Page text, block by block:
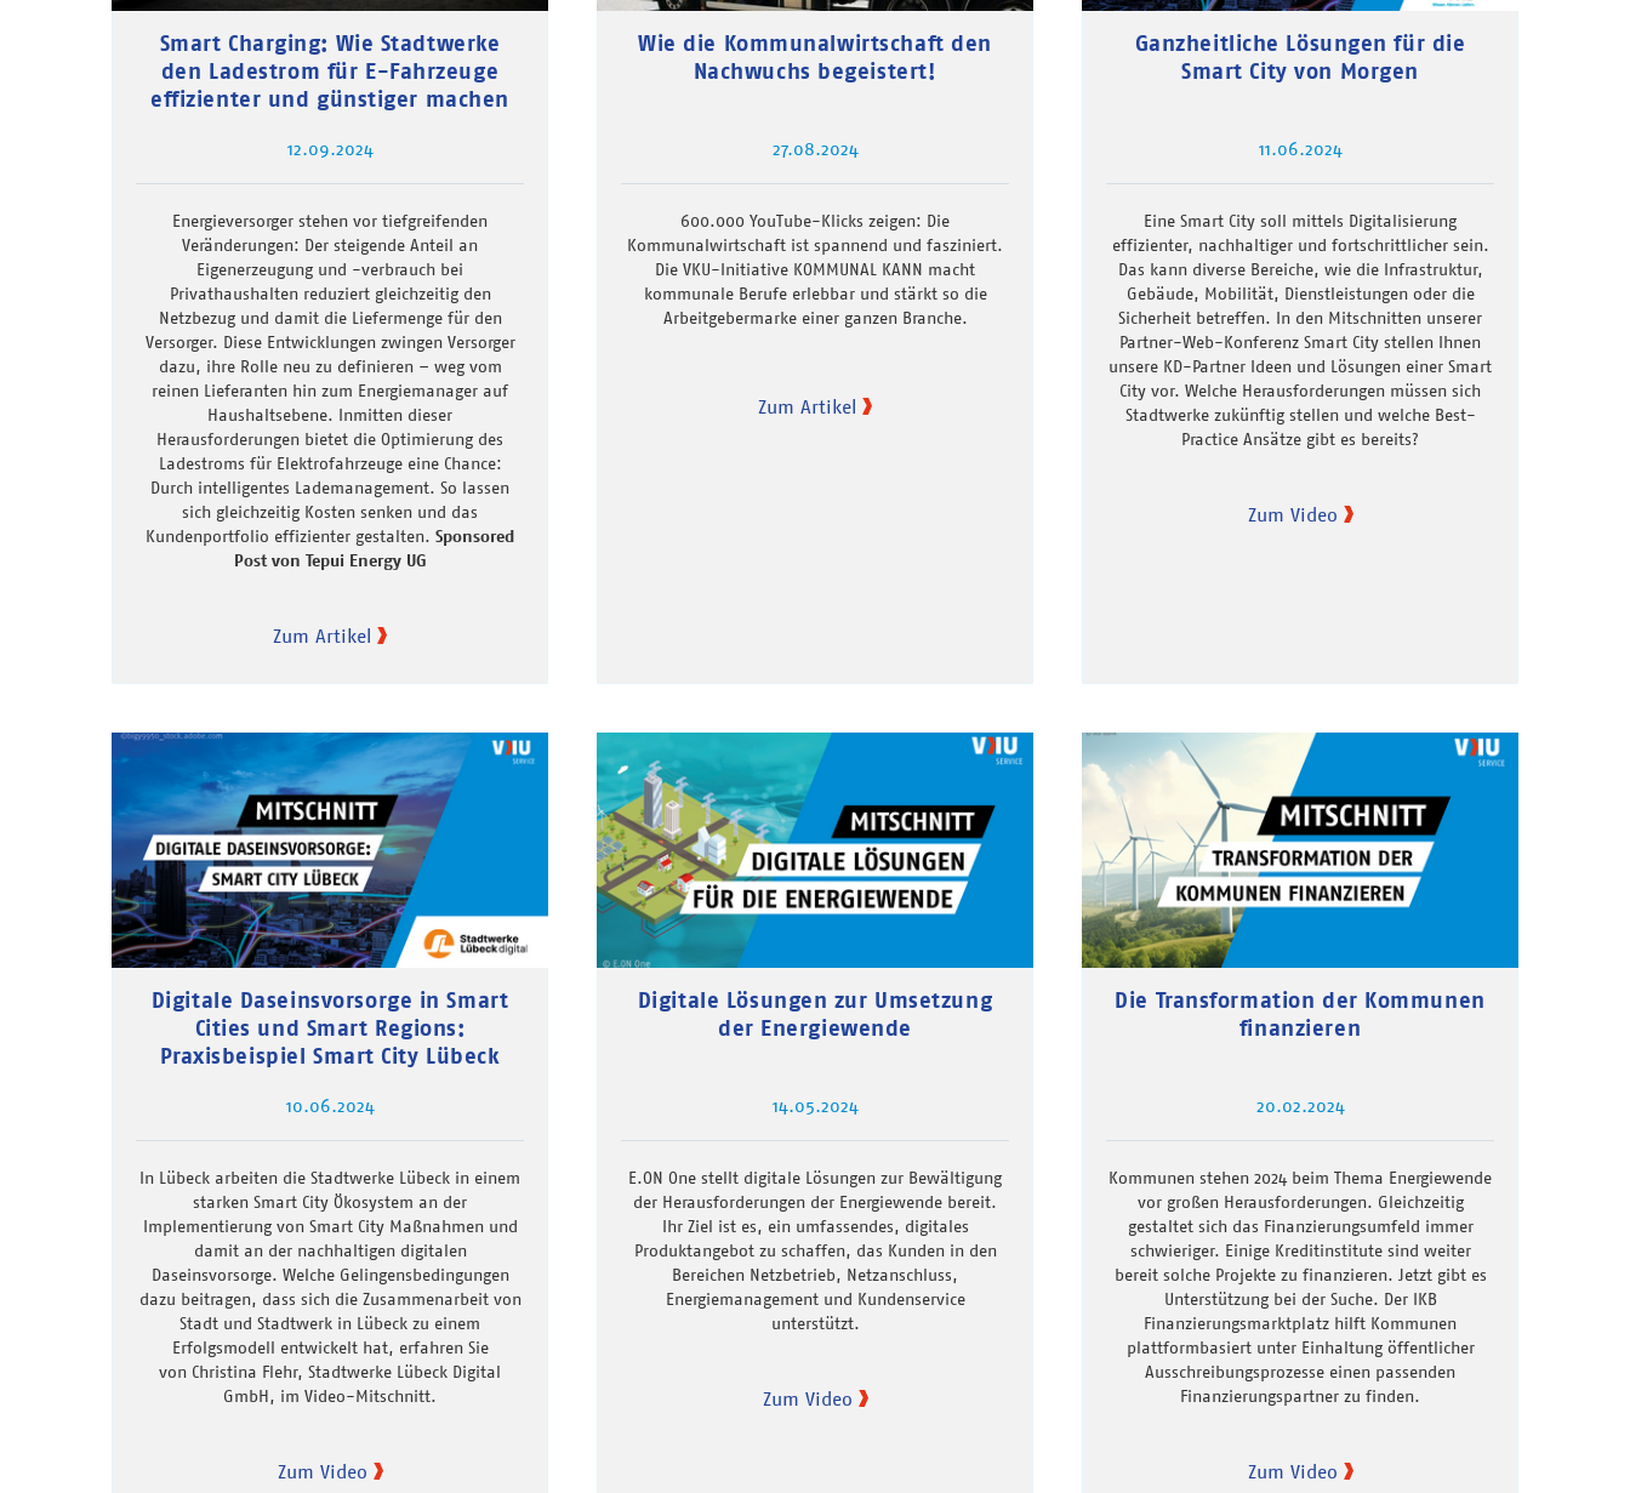
Smart Charging: Wie Stadtwerke
den Ladestrom für E-Fahrzeuge
effizienter und günstiger machen
12.09.2024
Energieversorger stehen vor tiefgreifenden
Veränderungen: Der steigende Anteil an
Eigenerzeugung und -verbrauch bei
Privathaushalten reduziert gleichzeitig den
Netzbezug und damit die Liefermenge für den
Versorger. Diese Entwicklungen zwingen Versorger
dazu, ihre Rolle neu zu definieren – weg vom
reinen Lieferanten hin zum Energiemanager auf
Haushaltsebene. Inmitten dieser
Herausforderungen bietet die Optimierung des
Ladestroms für Elektrofahrzeuge eine Chance:
Durch intelligentes Lademanagement. So lassen
sich gleichzeitig Kosten senken und das
Kundenportfolio effizienter gestalten. Sponsored
Post von Tepui Energy UG
Zum Artikel
Wie die Kommunalwirtschaft den
Nachwuchs begeistert!
27.08.2024
600.000 YouTube-Klicks zeigen: Die
Kommunalwirtschaft ist spannend und fasziniert.
Die VKU-Initiative KOMMUNAL KANN macht
kommunale Berufe erlebbar und stärkt so die
Arbeitgebermarke einer ganzen Branche.
Zum Artikel
Ganzheitliche Lösungen für die
Smart City von Morgen
11.06.2024
Eine Smart City soll mittels Digitalisierung
effizienter, nachhaltiger und fortschrittlicher sein.
Das kann diverse Bereiche, wie die Infrastruktur,
Gebäude, Mobilität, Dienstleistungen oder die
Sicherheit betreffen. In den Mitschnitten unserer
Partner-Web-Konferenz Smart City stellen Ihnen
unsere KD-Partner Ideen und Lösungen einer Smart
City vor. Welche Herausforderungen müssen sich
Stadtwerke zukünftig stellen und welche Best-
Practice Ansätze gibt es bereits?
Zum Video
Digitale Daseinsvorsorge in Smart
Cities und Smart Regions:
Praxisbeispiel Smart City Lübeck
10.06.2024
In Lübeck arbeiten die Stadtwerke Lübeck in einem
starken Smart City Ökosystem an der
Implementierung von Smart City Maßnahmen und
damit an der nachhaltigen digitalen
Daseinsvorsorge. Welche Gelingensbedingungen
dazu beitragen, dass sich die Zusammenarbeit von
Stadt und Stadtwerk in Lübeck zu einem
Erfolgsmodell entwickelt hat, erfahren Sie
von Christina Flehr, Stadtwerke Lübeck Digital
GmbH, im Video-Mitschnitt.
Zum Video
Digitale Lösungen zur Umsetzung
der Energiewende
14.05.2024
E.ON One stellt digitale Lösungen zur Bewältigung
der Herausforderungen der Energiewende bereit.
Ihr Ziel ist es, ein umfassendes, digitales
Produktangebot zu schaffen, das Kunden in den
Bereichen Netzbetrieb, Netzanschluss,
Energiemanagement und Kundenservice
unterstützt.
Zum Video
Die Transformation der Kommunen
finanzieren
20.02.2024
Kommunen stehen 2024 beim Thema Energiewende
vor großen Herausforderungen. Gleichzeitig
gestaltet sich das Finanzierungsumfeld immer
schwieriger. Einige Kreditinstitute sind weiter
bereit solche Projekte zu finanzieren. Jetzt gibt es
Unterstützung bei der Suche. Der IKB
Finanzierungsmarktplatz hilft Kommunen
plattformbasiert unter Einhaltung öffentlicher
Ausschreibungsprozesse einen passenden
Finanzierungspartner zu finden.
Zum Video